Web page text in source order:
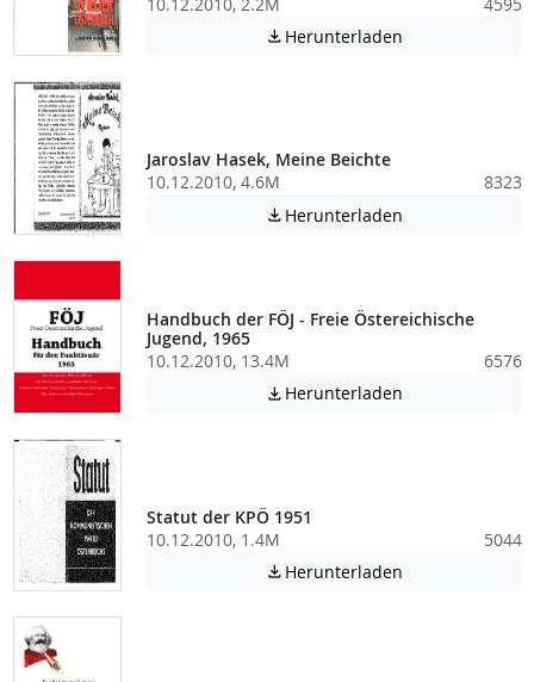
 Herunterladen
Jaroslav Hasek, Meine Beichte
10.12.2010, 4.6M
8323
 Herunterladen
Handbuch der FÖJ - Freie Östereichische
Jugend, 1965
10.12.2010, 13.4M
6576
 Herunterladen
Statut der KPÖ 1951
10.12.2010, 1.4M
5044
 Herunterladen